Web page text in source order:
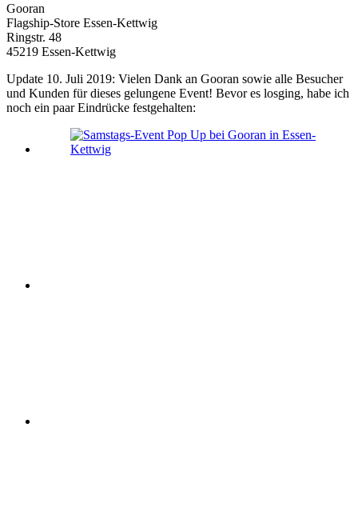
Gooran
Flagship-Store Essen-Kettwig
Ringstr. 48
45219 Essen-Kettwig
Update 10. Juli 2019: Vielen Dank an Gooran sowie alle Besucher
und Kunden für dieses gelungene Event! Bevor es losging, habe ich
noch ein paar Eindrücke festgehalten: